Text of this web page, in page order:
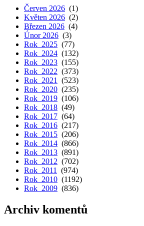
Červen 2026 (1)
Květen 2026 (2)
Březen 2026 (4)
Únor 2026 (3)
Rok 2025 (77)
Rok 2024 (132)
Rok 2023 (155)
Rok 2022 (373)
Rok 2021
(523)
Rok 2020 (235)
Rok 2019 (106)
Rok 2018 (49)
Rok 2017 (64)
Rok 2016 (217)
Rok 2015 (206)
Rok 2014 (866)
Rok 2013 (891)
Rok 2012 (702)
Rok 2011
(974)
Rok 2010 (1192)
Rok 2009 (836)
Archiv komentů